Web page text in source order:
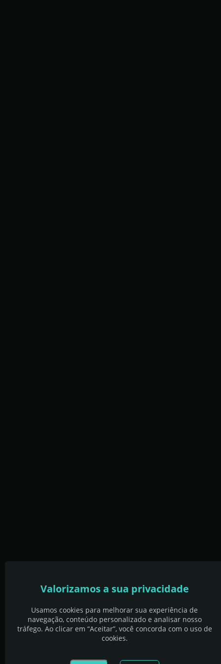
Valorizamos a sua privacidade
Usamos cookies para melhorar sua experiência de
navegação, conteúdo personalizado e analisar nosso
tráfego. Ao clicar em “Aceitar”, você concorda com o uso de
cookies.